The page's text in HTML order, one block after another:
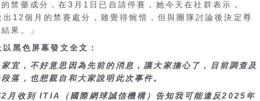
禁藥成分，在3月1日已自請停賽，她今天在社群表示，
出12個月的禁賽處分，雖覺得惋惜，但與團隊討論後決定尊
果。」
黑色屏幕發文全文：
宜，不好意思因為先前的消息，讓大家擔心了，目前調查及
落，也想親自和大家說明此次事件。
2月收到 ITIA（國際網球誠信機構）告知我可能違反2025年